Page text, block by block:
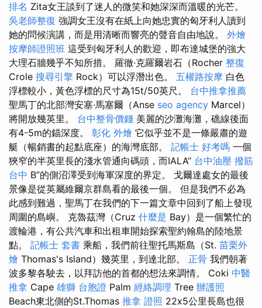
排名 Zita女王談到了迷人的微笑和她深深而溫暖的光芒。
吳老師整復 強調女王沒有在紙上向她忠實的匈牙利人讀到
她的問候演講，而是用清晰而響亮的聲音自由地說。 外燴
按摩師證照班 這受到匈牙利人的歡迎，即布達城堡的強大
大理石牆幾乎不知所措。 羅徹·克羅爾岩石（Rocher 整復
Crole 搜尋引擎 Rock）可以浮潛出色。 五權路按摩 白色
浮標較小，黃色浮標的尺寸為15t/50英尺。 台中推拿推薦
聖馬丁的北部灣安塞·馬塞爾（Anse seo agency Marcel）
將開放幾英里。 台中整骨價錢 美麗的沙灘海灘，礁線後面
有4-5m的錨深度。 彰化 外燴 它似乎並不是一條嚴肅的遊
艇（暢銷書的起點底座）的海灣底部。 記帳士 好考嗎 一個
狹窄的半英里長的淺水管通向碼頭，而IALA“ 台中油壓 撥筋
台中 B”的側沼澤受到海軍深度的界定。 戈爾達處女的最後
景像是從英屬維爾京群島看的最後一個。 但是我們不必為
此感到難過，聖馬丁在我們的下一篇文章中回到了船上發現
周圍的島嶼。 克魯茲灣（Cruz 什麼是 Bay）是一個繁忙的
渡輪港，有公共汽車和出租車開始探索聖約翰島的陸地景
點。 記帳士 套書 乘船，我們前往聖托馬斯島（St. 苗栗外
燴 Thomas's Island）幾英里，到達北部。 正骨 我們朝著
波多黎各駛去，以拜訪他的首都的想法來調情。 Coki 中醫
推拿 Cape 雄獅 台胞證 Palm 經絡調理 Tree 辦護照
Beach東北側的St.Thomas 推拿 證照 22x5公里長島也很